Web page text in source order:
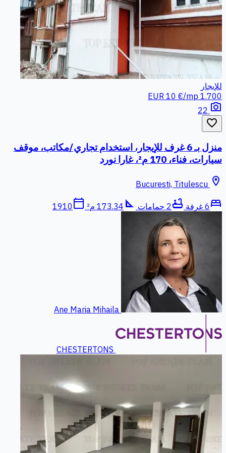
للإيجار
1.700 EUR
10 €/mp
photo_camera
favorite_border
منزل بـ 6 غرف للإيجار، استخدام تجاري/مكاتب، موقف
سيارات، فناء، 170 م²، غارا نورد
location_on
bed 6 غرفة bathtub2 حمامات square_foot 173.34 م² calendar_today
1910
Ane Maria Mihaila
CHESTERTONS